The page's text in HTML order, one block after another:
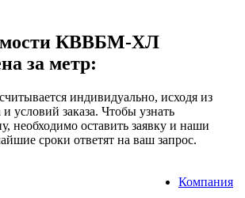
КВВБМ-ХЛ
за метр:
индивидуально, исходя из
условий заказа. Чтобы узнать
необходимо оставить заявку и наши
сроки ответят на ваш запрос.
Компания